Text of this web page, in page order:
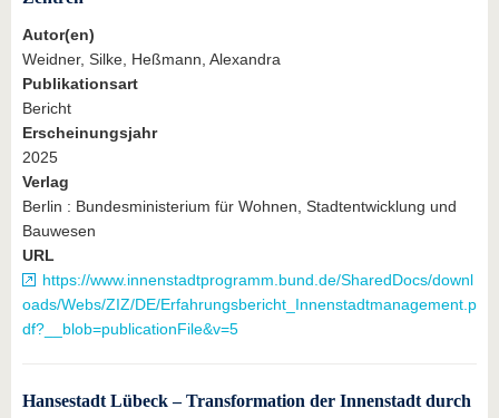
Autor(en)
Weidner, Silke, Heßmann, Alexandra
Publikationsart
Bericht
Erscheinungsjahr
2025
Verlag
Berlin : Bundesministerium für Wohnen, Stadtentwicklung und
Bauwesen
URL
https://www.innenstadtprogramm.bund.de/SharedDocs/downl
oads/Webs/ZIZ/DE/Erfahrungsbericht_Innenstadtmanagement.p
df?__blob=publicationFile&v=5
Hansestadt Lübeck – Transformation der Innenstadt durch